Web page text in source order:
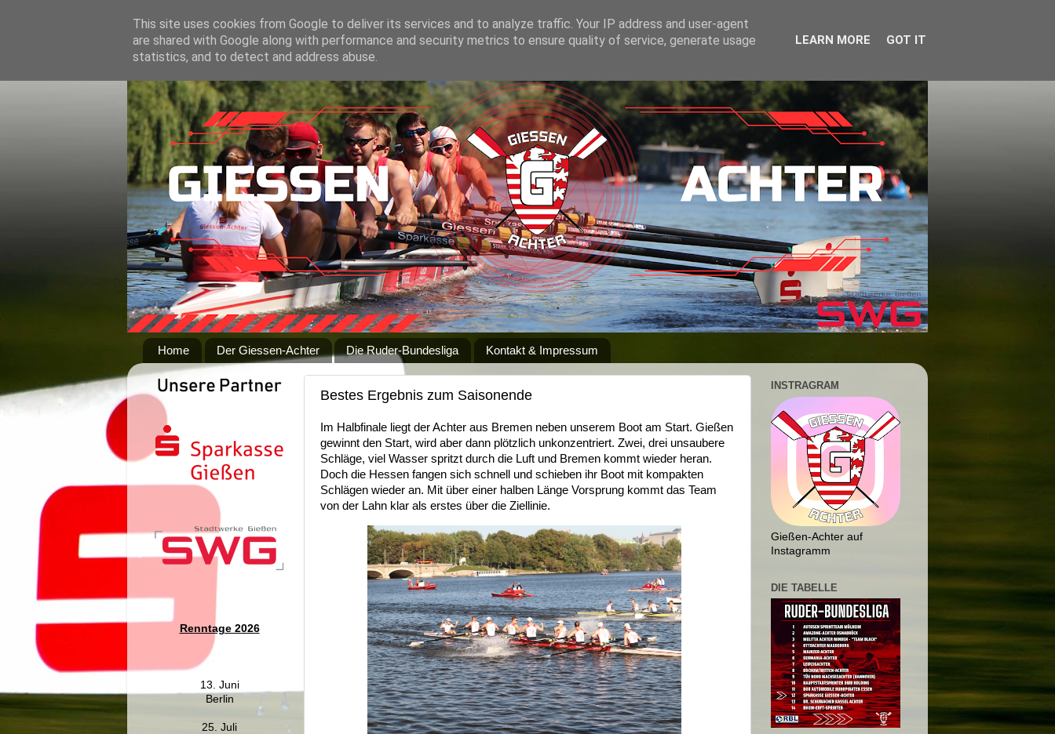
Home Der Giessen-Achter Die Ruder-Bundesliga Kontakt & Impressum
Bestes Ergebnis zum Saisonende
Im Halbfinale liegt der Achter aus Bremen neben unserem Boot am Start. Gießen
gewinnt den Start, wird aber dann plötzlich unkonzentriert. Zwei, drei unsaubere
Schläge, viel Wasser spritzt durch die Luft und Bremen kommt wieder heran.
Doch die Hessen fangen sich schnell und schieben ihr Boot mit kompakten
Schlägen wieder an. Mit über einer halben Länge Vorsprung kommt das Team
von der Lahn klar als erstes über die Ziellinie.
Renntage 2026
13. Juni
Berlin
25. Juli
INSTRAGRAM
Gießen-Achter auf
Instagramm
DIE TABELLE
This site uses cookies from Google to deliver its services and to analyze traffic. Your IP address and user-agent
are shared with Google along with performance and security metrics to ensure quality of service, generate usage
statistics, and to detect and address abuse.
LEARN MORE GOT IT